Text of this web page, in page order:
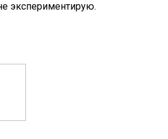
экспериментирую.